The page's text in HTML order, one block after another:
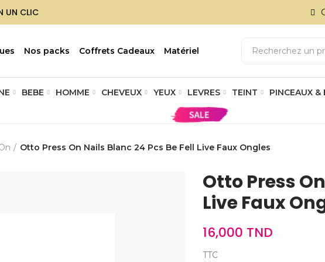
UN CLIC
Nos packs Coffrets Cadeaux Matériel
BEBE HOMME CHEVEUX YEUX LEVRES TEINT PINCEAUX &
Otto Press On Nails Blanc 24 Pcs Be Fell Live Faux Ongles
Otto Press
Live Faux
16,000 TND
TTC